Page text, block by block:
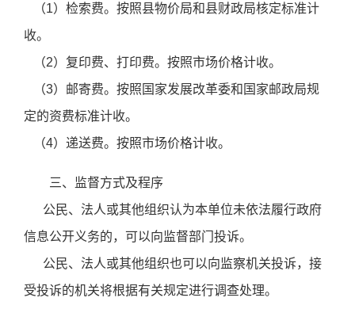
（1）检索费。按照县物价局和县财政局核定标准计
收。
（2）复印费、打印费。按照市场价格计收。
（3）邮寄费。按照国家发展改革委和国家邮政局规
定的资费标准计收。
（4）递送费。按照市场价格计收。
三、监督方式及程序
公民、法人或其他组织认为本单位未依法履行政府
信息公开义务的，可以向监督部门投诉。
公民、法人或其他组织也可以向监察机关投诉，接
受投诉的机关将根据有关规定进行调查处理。